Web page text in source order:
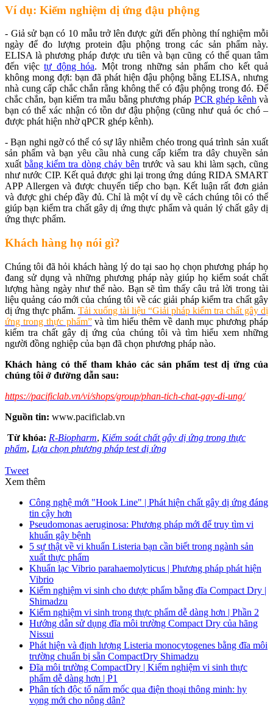
Ví dụ: Kiểm nghiệm dị ứng đậu phộng
- Giả sử bạn có 10 mẫu trở lên được gửi đến phòng thí nghiệm mỗi
ngày để đo lượng protein đậu phộng trong các sản phẩm này.
ELISA là phương pháp được ưu tiên và bạn cũng có thể quan tâm
đến việc tự động hóa. Một trong những sản phẩm cho kết quả
không mong đợi: bạn đã phát hiện đậu phộng bằng ELISA, nhưng
nhà cung cấp chắc chắn rằng không thể có đậu phộng trong đó. Để
chắc chắn, bạn kiểm tra mẫu bằng phương pháp PCR ghép kênh và
bạn có thể xác nhận có tồn dư đậu phộng (cũng như quả óc chó –
được phát hiện nhờ qPCR ghép kênh).
- Bạn nghi ngờ có thể có sự lây nhiễm chéo trong quá trình sản xuất
sản phẩm và bạn yêu cầu nhà cung cấp kiểm tra dây chuyền sản
xuấtbằng kiểm tra dòng chảy bên trước và sau khi làm sạch, cũng
như nước CIP. Kết quả được ghi lại trong ứng dúng RIDA SMART
APP Allergen và được chuyển tiếp cho bạn. Kết luận rất đơn giản
và được ghi chép đầy đủ. Chỉ là một ví dụ về cách chúng tôi có thể
giúp bạn kiểm tra chất gây dị ứng thực phẩm và quản lý chất gây dị
ứng thực phẩm.
Khách hàng họ nói gì?
Chúng tôi đã hỏi khách hàng lý do tại sao họ chọn phương pháp họ
đang sử dụng và những phương pháp này giúp họ kiểm soát chất
lượng hàng ngày như thế nào. Bạn sẽ tìm thấy câu trả lời trong tài
liệu quảng cáo mới của chúng tôi về các giải pháp kiểm tra chất gây
dị ứng thực phẩm. Tải xuống tài liệu “Giải pháp kiểm tra chất gây dị
ứng trong thực phẩm”và tìm hiểu thêm về danh mục phương pháp
kiểm tra chất gây dị ứng của chúng tôi và tìm hiểu xem những
người đồng nghiệp của bạn đã chọn phương pháp nào.
Khách hàng có thể tham khảo các sản phẩm test dị ứng của
chúng tôi ở đường dẫn sau:
https://pacificlab.vn/vi/shops/group/phan-tich-chat-gay-di-ung/
Nguồn tin: www.pacificlab.vn
Từ khóa: R-Biopharm, Kiểm soát chất gây dị ứng trong thực
phẩm, Lựa chọn phương pháp test dị ứng
Tweet
Xem thêm
Công nghệ mới "Hook Line" | Phát hiện chất gây dị ứng đáng
tin cậy hơn
Pseudomonas aeruginosa: Phương pháp mới để truy tìm vi
khuẩn gây bệnh
5 sự thật về vi khuẩn Listeria bạn cần biết trong ngành sản
xuất thực phẩm
Khuẩn lạc Vibrio parahaemolyticus | Phương pháp phát hiện
Vibrio
Kiểm nghiệm vi sinh cho dược phẩm bằng đĩa Compact Dry |
Shimadzu
Kiểm nghiệm vi sinh trong thực phẩm dễ dàng hơn | Phần 2
Hướng dẫn sử dụng đĩa môi trường Compact Dry của hãng
Nissui
Phát hiện và định lượng Listeria monocytogenes bằng đĩa môi
trường chuẩn bị sẵn CompactDry Shimadzu
Đĩa môi trường CompactDry | Kiểm nghiệm vi sinh thực
phẩm dễ dàng hơn | P1
Phân tích độc tố nấm mốc qua điện thoại thông minh: hy
vọng mới cho nông dân?